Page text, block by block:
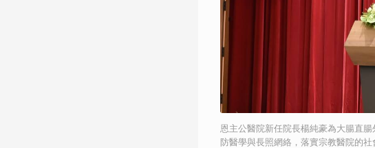
恩主公醫院新任院長楊純豪為大腸直
防醫學與長照網絡，落實宗教醫院的